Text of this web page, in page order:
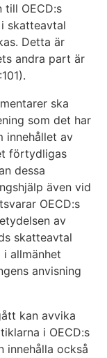
till OECD:s
skatteavtal
Detta är
andra part är
ska
som det har
innehållet av
förtydligas
dessa
även vid
OECD:s
av
skatteavtal
allmänhet
anvisning
kan avvika
i OECD:s
innehålla också